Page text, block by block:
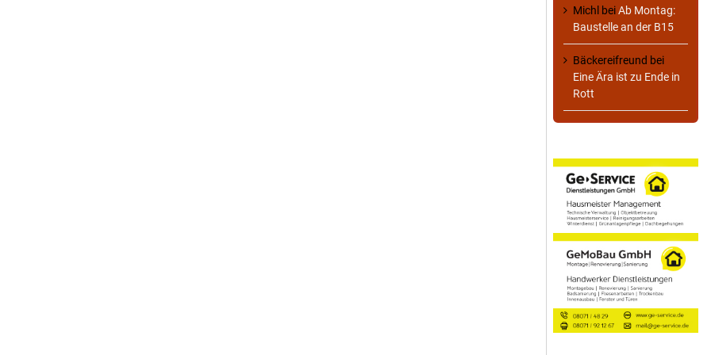
Michl beiAb Montag:
Baustelle an der B15
Bäckereifreund bei
Eine Ära ist zu Ende in
Rott